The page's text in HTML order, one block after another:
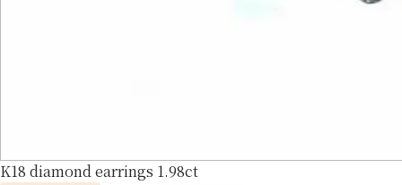
K18 diamond earrings 1.98ct